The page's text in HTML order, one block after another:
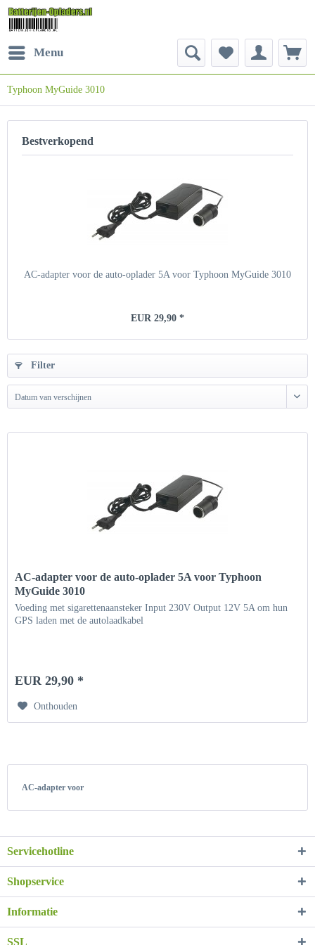
Menu
Typhoon MyGuide 3010
Bestverkopend
AC-adapter voor de auto-oplader 5A voor Typhoon MyGuide 3010
EUR 29,90 *
Filter
Datum van verschijnen
AC-adapter voor de auto-oplader 5A voor Typhoon
MyGuide 3010
Voeding met sigarettenaansteker Input 230V Output 12V 5A om hun
GPS laden met de autolaadkabel
EUR 29,90 *
Onthouden
AC-adapter voor
Servicehotline
Shopservice
Informatie
SSL